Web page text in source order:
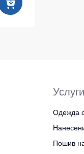
Услуги
Одежда
Пошив